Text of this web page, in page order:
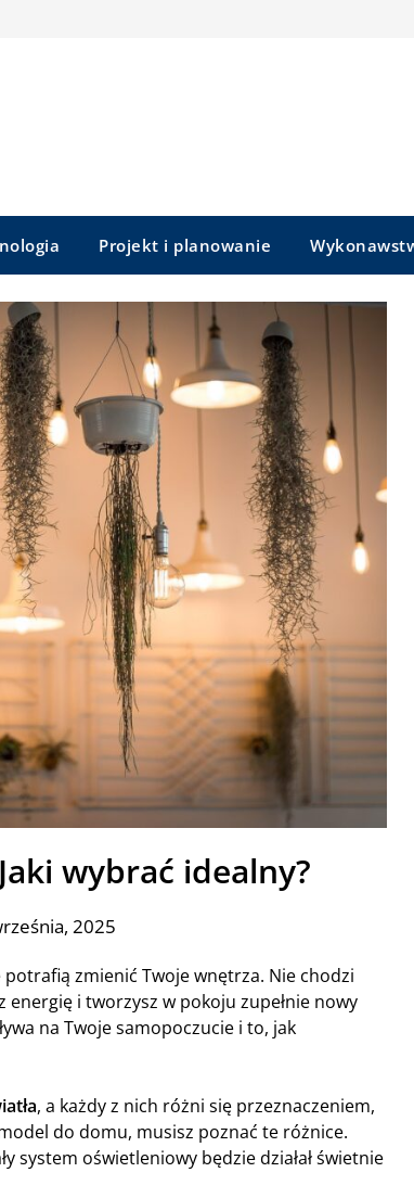
Projekt i planowanie
wybrać idealny?
2025
zmienić Twoje wnętrza. Nie chodzi
i tworzysz w pokoju zupełnie nowy
na Twoje samopoczucie i to, jak
, a każdy z nich różni się przeznaczeniem,
do domu, musisz poznać te różnice.
system oświetleniowy będzie działał świetnie